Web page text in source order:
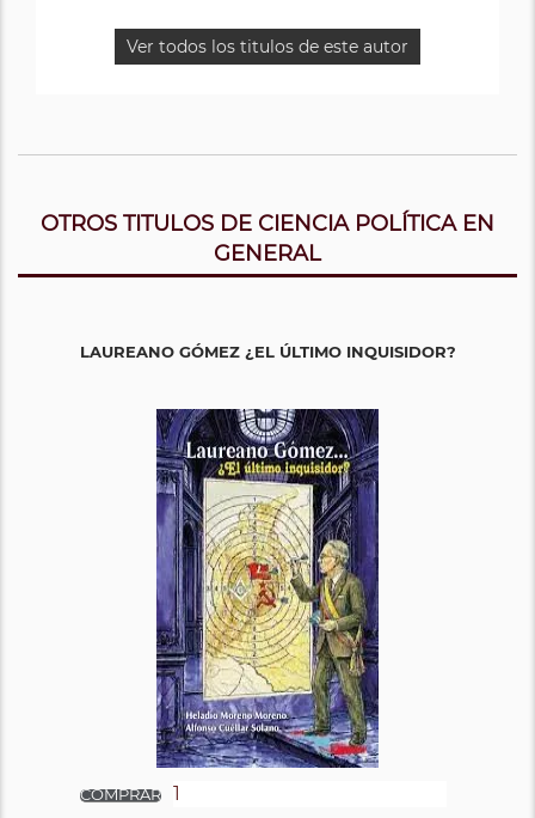
Ver todos los titulos de este autor
OTROS TITULOS DE CIENCIA POLÍTICA EN
GENERAL
LAUREANO GÓMEZ ¿EL ÚLTIMO INQUISIDOR?